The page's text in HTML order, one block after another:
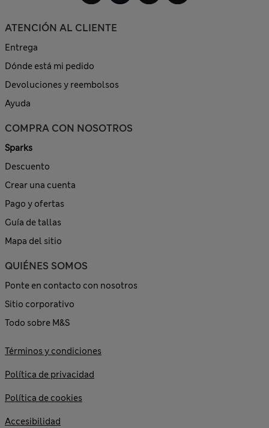
ATENCIÓN AL CLIENTE
Entrega
Dónde está mi pedido
Devoluciones y reembolsos
Ayuda
COMPRA CON NOSOTROS
Sparks
Descuento
Crear una cuenta
Pago y ofertas
Guía de tallas
Mapa del sitio
QUIÉNES SOMOS
Ponte en contacto con nosotros
Sitio corporativo
Todo sobre M&S
Términos y condiciones
Política de privacidad
Política de cookies
Accesibilidad